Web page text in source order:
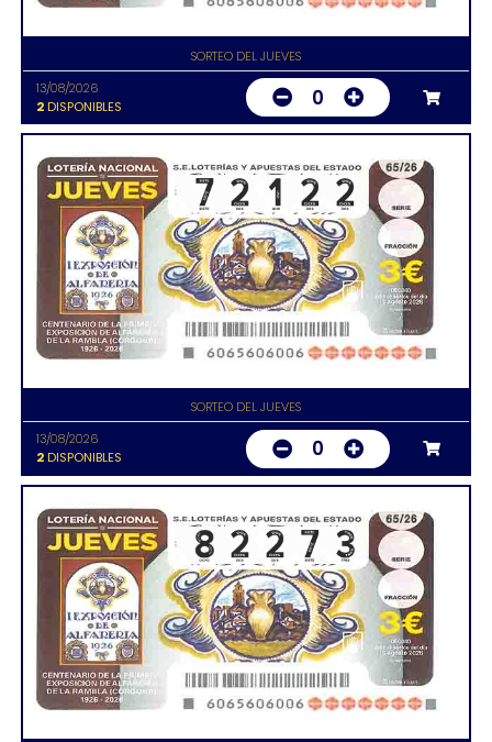
SORTEO DEL JUEVES
13/08/2026
2DISPONIBLES 0
SORTEO DEL JUEVES
13/08/2026
2DISPONIBLES 0